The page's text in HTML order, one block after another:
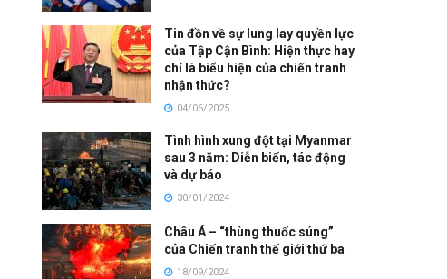
Tin đồn về sự lung lay quyền lực
của Tập Cận Bình: Hiện thực hay
chỉ là biểu hiện của chiến tranh
nhận thức?
04/06/2025
Tình hình xung đột tại Myanmar
sau 3 năm: Diễn biến, tác động
và dự báo
30/01/2024
Châu Á – “thùng thuốc súng”
của Chiến tranh thế giới thứ ba
18/09/2024